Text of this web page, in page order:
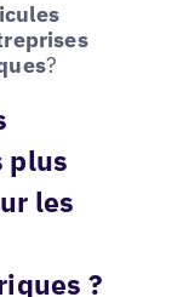
?
plus
les
?